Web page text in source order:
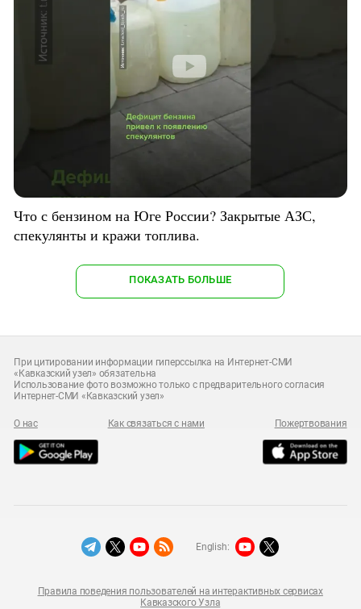
Что с бензином на Юге России? Закрытые АЗС,
спекулянты и кражи топлива.
ПОКАЗАТЬ БОЛЬШЕ
При цитировании информации гиперссылка на Интернет-СМИ
«Кавказский узел» обязательна
Использование фото возможно только с предварительного согласия
Интернет-СМИ «Кавказский узел»
О нас Как связаться с нами Пожертвования
Правила поведения пользователей на интерактивных сервисах
Кавказского Узла
English: